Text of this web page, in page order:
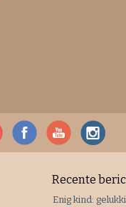
Recente
Enig kind: